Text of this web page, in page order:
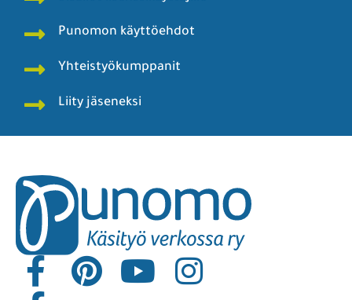
Punomon käyttöehdot
Yhteistyökumppanit
Liity jäseneksi